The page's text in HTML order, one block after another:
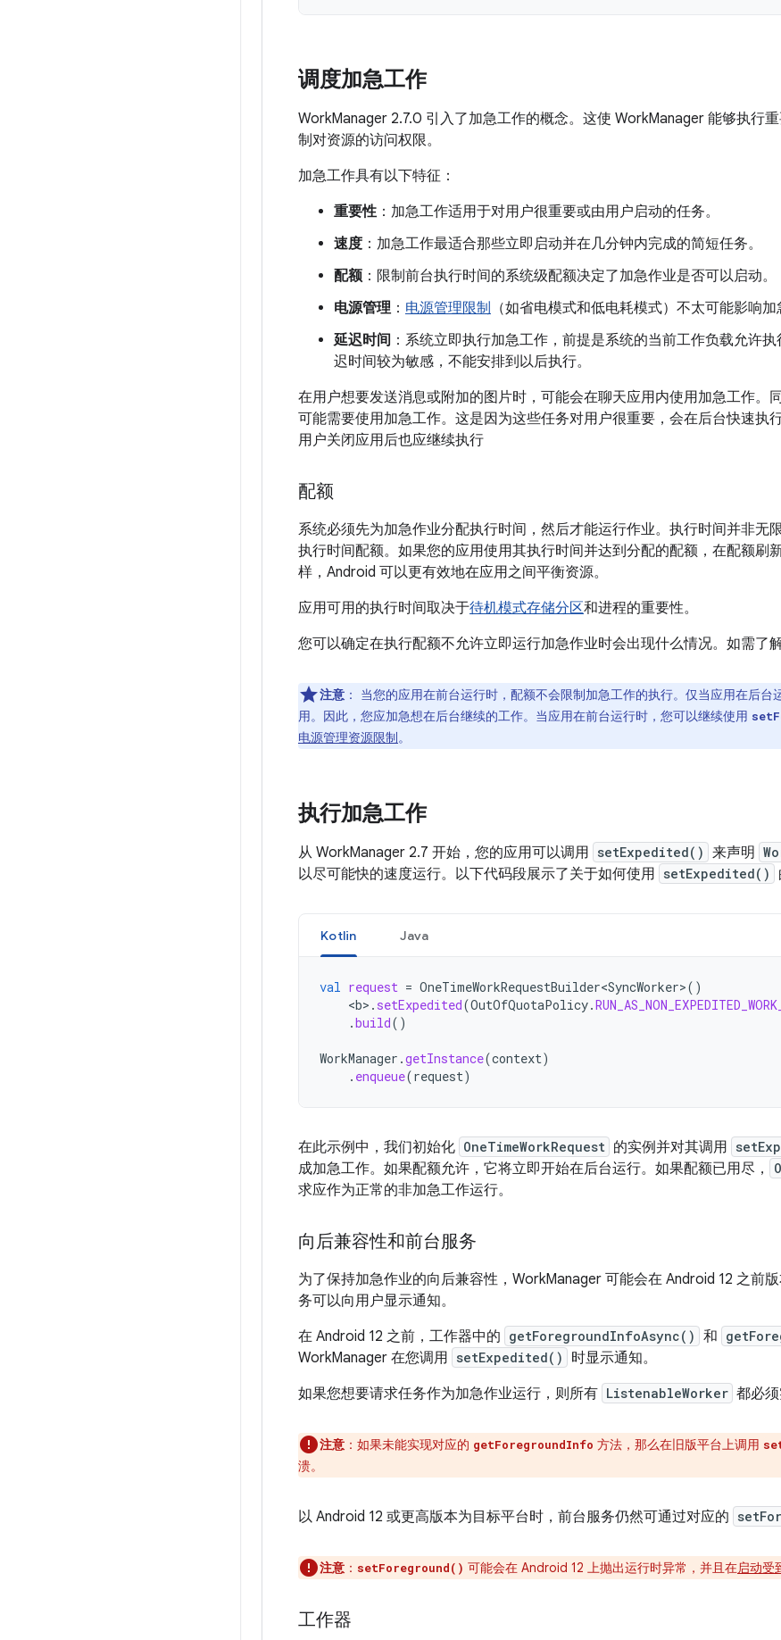
调度加急工作
WorkManager 2.7.0 引入了加急工作的概念。这使 WorkManager 能够执行
制对资源的访问权限。
加急工作具有以下特征：
重要性：加急工作适用于对用户很重要或由用户启动的任务。
速度 ：加急工作最适合那些立即启动并在几分钟内完成的简短任务。
配额 ：限制前台执行时间的系统级配额决定了加急作业是否可以启动。
电源管理： 电源管理限制 （如省电模式和低电耗模式）不太可能影响加
延迟时间 ：系统立即执行加急工作，前提是系统的当前工作负载允许
迟时间较为敏感，不能安排到以后执行。
在用户想要发送消息或附加的图片时，可能会在聊天应用内使用加急工作。
可能需要使用加急工作。这是因为这些任务对用户很重要，会在后台快速执
用户关闭应用后也应继续执行
配额
系统必须先为加急作业分配执行时间，然后才能运行作业。执行时间并非无
执行时间配额。如果您的应用使用其执行时间并达到分配的配额，在配额刷
样，Android 可以更有效地在应用之间平衡资源。
应用可用的执行时间取决于待机模式存储分区和进程的重要性。
您可以确定在执行配额不允许立即运行加急作业时会出现什么情况。如需了
注意 ：
当您的应用在前台运行时，配额不会限制加急工作的执行。仅当应用在后台
用。因此，您应加急想在后台继续的工作。当应用在前台运行时，您可以继续使用
电源管理资源限制。
执行加急工作
从 WorkManager 2.7 开始，您的应用可以调用 setExpedited() 来声明
以尽可能快的速度运行。以下代码段展示了关于如何使用 setExpedited()
Kotlin Java
val request = OneTimeWorkRequestBuilder<SyncWorker>()
<b> . setExpedited(OutOfQuotaPolicy.
.build()
WorkManager .getInstance(context)
. enqueue(request)
在此示例中，我们初始化 OneTimeWorkRequest 的实例并对其调用
成加急工作。如果配额允许，它将立即开始在后台运行。如果配额已用尽，
求应作为正常的非加急工作运行。
向后兼容性和前台服务
为了保持加急作业的向后兼容性，WorkManager 可能会在 Android 12 之前
务可以向用户显示通知。
在 Android 12 之前，工作器中的 getForegroundInfoAsync() 和
WorkManager 在您调用 setExpedited()
时显示通知。
如果您想要请求任务作为加急作业运行，则所有 ListenableWorker 都必
注意 ： 如果未能实现对应的 getForegroundInfo 方法，那么在旧版平台上调用
溃。
以 Android 12 或更高版本为目标平台时，前台服务仍然可通过对应的
注意 ： setForeground() 可能会在 Android 12 上抛出运行时异常，并且在启动受
工作器